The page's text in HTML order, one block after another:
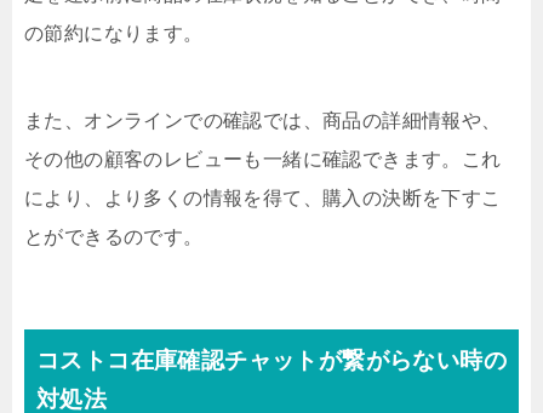
の節約になります。
また、オンラインでの確認では、商品の詳細情報や、
その他の顧客のレビューも一緒に確認できます。これ
により、より多くの情報を得て、購入の決断を下すこ
とができるのです。
コストコ在庫確認チャットが繋がらない時の
対処法